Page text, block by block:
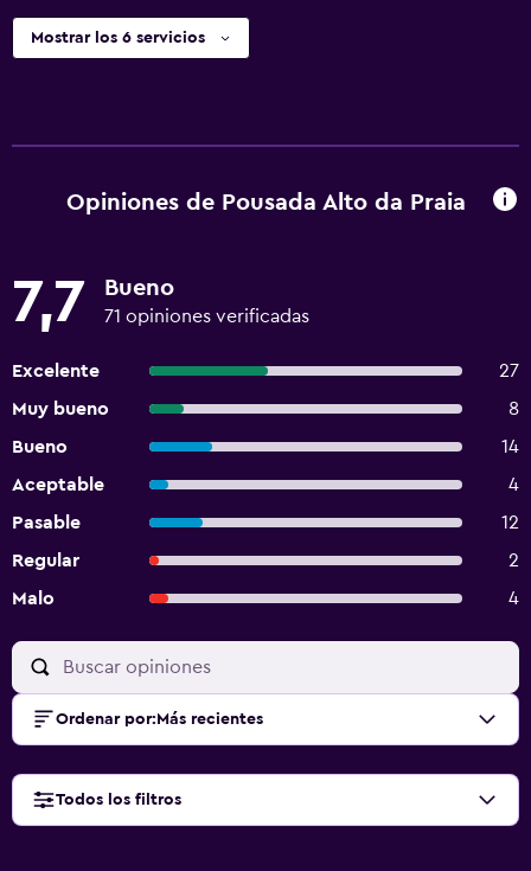
Mostrar los 6 servicios
Opiniones de Pousada Alto da Praia
7,7 Bueno
71 opiniones verificadas
Excelente
27
Muy bueno
8
Bueno
14
Aceptable
4
Pasable
12
Regular
2
Malo
4
Ordenar por: Más recientes
Todos los filtros